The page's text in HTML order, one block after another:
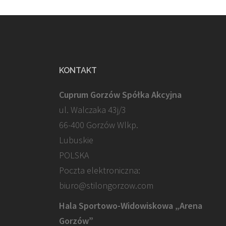
KONTAKT
Cuprum Gorzów Spółka Akcyjna
ul. Walczaka 43j/3
66-400 Gorzów Wlkp.
Lubuskie
POLSKA
Poczta elektroniczna:
biuro@stilongorzow.com
Hala Sportowo-Widowiskowa „Arena
Gorzów”